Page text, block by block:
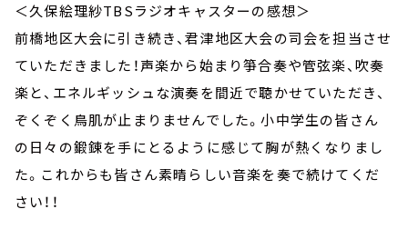
＜久保絵理紗TBSラジオキャスターの感想＞
前橋地区大会に引き続き、君津地区大会の司会を担当させ
ていただきました！声楽から始まり箏合奏や管弦楽、吹奏
楽と、エネルギッシュな演奏を間近で聴かせていただき、
ぞくぞく鳥肌が止まりませんでした。小中学生の皆さん
の日々の鍛錬を手にとるように感じて胸が熱くなりまし
た。これからも皆さん素晴らしい音楽を奏で続けてくだ
さい！！